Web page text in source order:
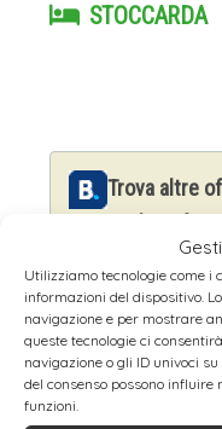
Utilizziamo tecnologie come i
informazioni del dispositivo.
navigazione e per mostrare
queste tecnologie ci
navigazione o gli ID univoci
del consenso possono
funzioni.
STOCCARDA
Trova altre
BASILEA